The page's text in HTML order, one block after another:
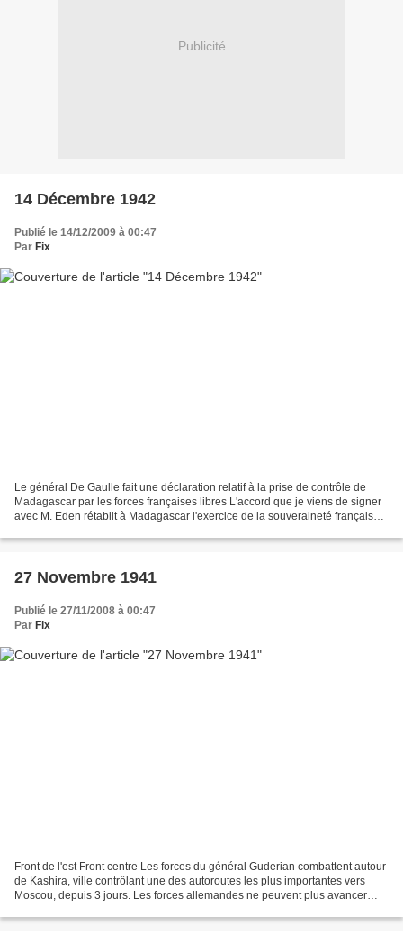
Publicité
14 Décembre 1942
Publié le 14/12/2009 à 00:47
Par Fix
Le général De Gaulle fait une déclaration relatif à la prise de contrôle de
Madagascar par les forces françaises libres L'accord que je viens de signer
avec M. Eden rétablit à Madagascar l'exercice de la souveraineté française
27 Novembre 1941
Publié le 27/11/2008 à 00:47
Par Fix
Front de l'est Front centre Les forces du général Guderian combattent autour
de Kashira, ville contrôlant une des autoroutes les plus importantes vers
Moscou, depuis 3 jours. Les forces allemandes ne peuvent plus avancer